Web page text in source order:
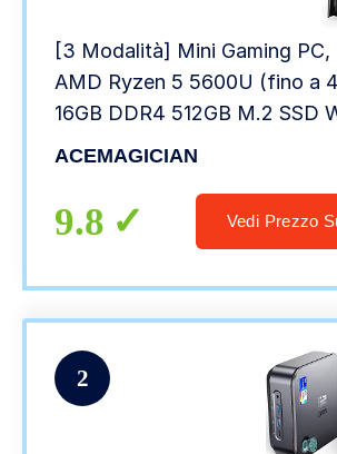
[3 Modalità] Mini Gaming PC,
AMD Ryzen 5 5600U (fino a
16GB DDR4 512GB M.2 SSD
Pro Mini Computer 4K HDMI
ACEMAGICIAN
9.8 Vedi Prezzo
2